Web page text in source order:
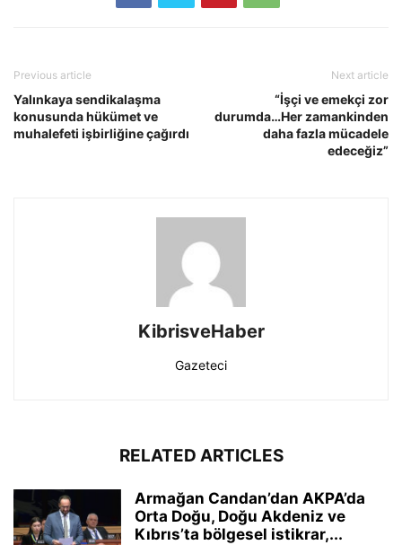
Previous article
Yalınkaya sendikalaşma
konusunda hükümet ve
muhalefeti işbirliğine çağırdı
Next article
“İşçi ve emekçi zor
durumda…Her zamankinden
daha fazla mücadele
edeceğiz”
KibrisveHaber
Gazeteci
RELATED ARTICLES
Armağan Candan’dan AKPA’da
Orta Doğu, Doğu Akdeniz ve
Kıbrıs’ta bölgesel istikrar,...